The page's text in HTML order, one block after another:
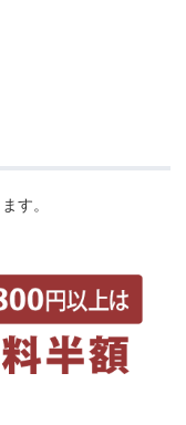
す。